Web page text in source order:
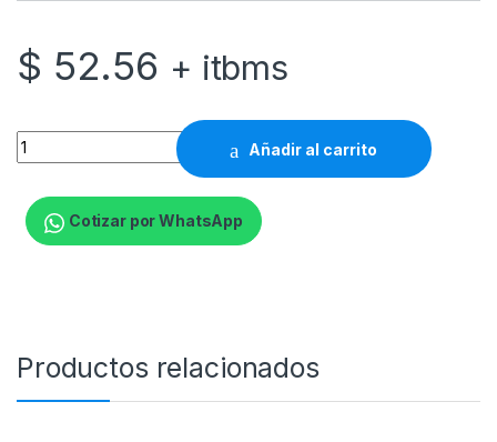
$ 52.56 + itbms
Canon PIXMA TS3110 - Impresora multifunción - color -
Añadir al carrito
Cotizar por WhatsApp
Productos relacionados